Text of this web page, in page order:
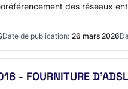
des réseaux
Date de publication: 26 mars 2026
- FOURNITURE